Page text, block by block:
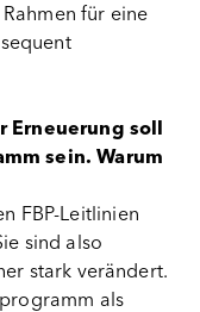
für eine
Erneuerung soll
sein. Warum
FBP-Leitlinien
sind also
stark verändert.
als